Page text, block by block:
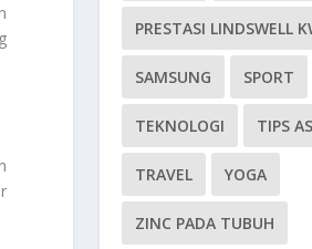
PRESTASI LINDSWELL
SAMSUNG SPORT
TEKNOLOGI TIPS
TRAVEL YOGA
ZINC PADA TUBUH